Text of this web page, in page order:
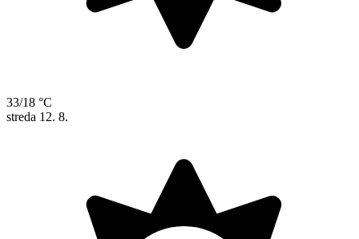
33/18 °C
streda 12. 8.